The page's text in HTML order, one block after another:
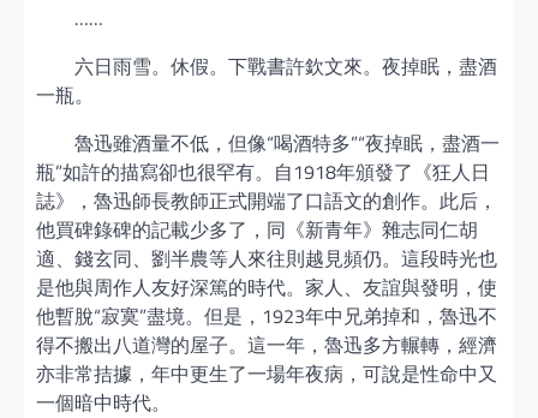
……
六日雨雪。休假。下戰書許欽文來。夜掉眠，盡酒
一瓶。
魯迅雖酒量不低，但像“喝酒特多”“夜掉眠，盡酒一
瓶”如許的描寫卻也很罕有。自1918年頒發了《狂人日
誌》，魯迅師長教師正式開端了口語文的創作。此后，
他買碑錄碑的記載少多了，同《新青年》雜志同仁胡
適、錢玄同、劉半農等人來往則越見頻仍。這段時光也
是他與周作人友好深篤的時代。家人、友誼與發明，使
他暫脫“寂寞”盡境。但是，1923年中兄弟掉和，魯迅不
得不搬出八道灣的屋子。這一年，魯迅多方輾轉，經濟
亦非常拮據，年中更生了一場年夜病，可說是性命中又
一個暗中時代。